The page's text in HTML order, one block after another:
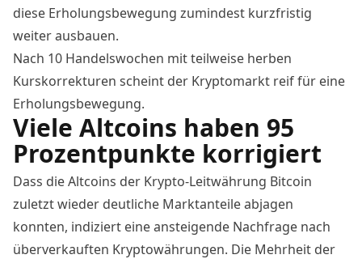
diese Erholungsbewegung zumindest kurzfristig
weiter ausbauen.
Nach 10 Handelswochen mit teilweise herben
Kurskorrekturen scheint der Kryptomarkt reif für eine
Erholungsbewegung.
Viele Altcoins haben 95
Prozentpunkte korrigiert
Dass die Altcoins der Krypto-Leitwährung Bitcoin
zuletzt wieder deutliche Marktanteile abjagen
konnten, indiziert eine ansteigende Nachfrage nach
überverkauften Kryptowährungen. Die Mehrheit der